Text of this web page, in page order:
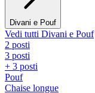
Divani e Pouf
Vedi tutti Divani e Pouf
2 posti
3 posti
+ 3 posti
Pouf
Chaise longue